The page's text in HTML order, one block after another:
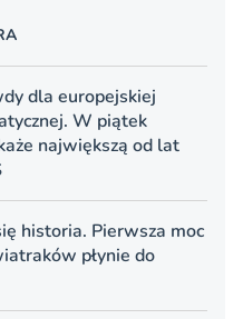
dla europejskiej
W piątek
największą od lat
historia. Pierwsza moc
płynie do